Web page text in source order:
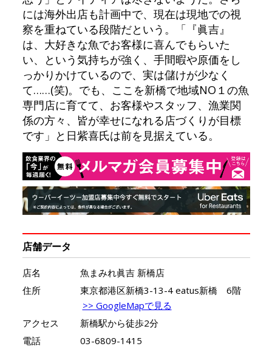
には海外出店も計画中で、現在は現地での視
察を重ねている段階だという。「『眞吉』
は、大好きな魚でお客様に喜んでもらいた
い、という気持ちが強く、手間暇や原価をし
っかりかけているので、実は儲けが少なく
て……(笑)。でも、ここを新橋で地域NO１の魚
専門店に育てて、お客様やスタッフ、漁業関
係の方々、皆が幸せになれる店づくりが目標
です」と日紫喜氏は前を見据えている。
店舗データ
店名
魚まみれ眞吉 新橋店
住所
東京都港区新橋3-13-4 eatus新橋 6階
>> GoogleMapで見る
アクセス
新橋駅から徒歩2分
電話
03-6809-1415